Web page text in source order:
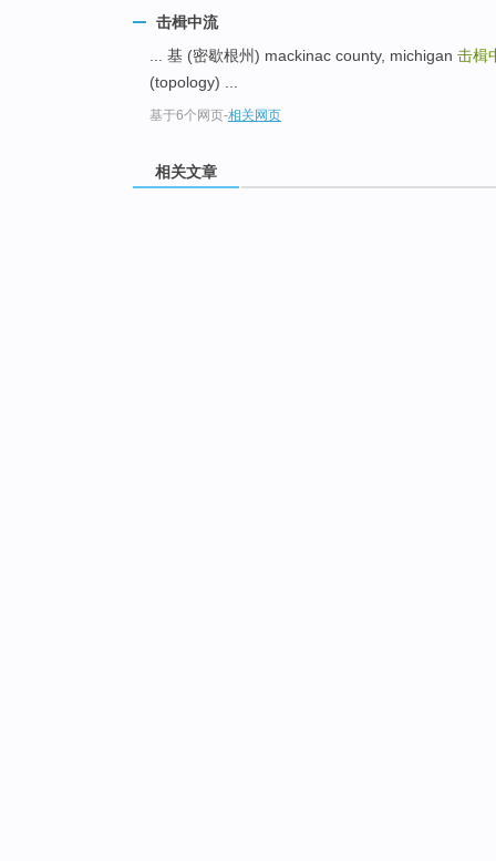
击楫中流
... 基 (密歇根州) mackinac county, michigan 击楫
(topology) ...
基于6个网页-相关网页
相关文章